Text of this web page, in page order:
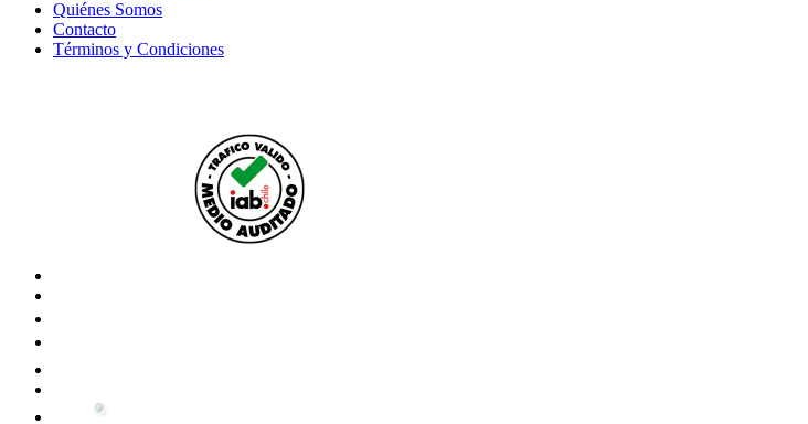
Quiénes Somos
Contacto
Términos y Condiciones